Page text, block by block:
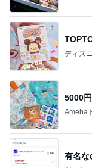
ディズ
5000
Ameba
有名な